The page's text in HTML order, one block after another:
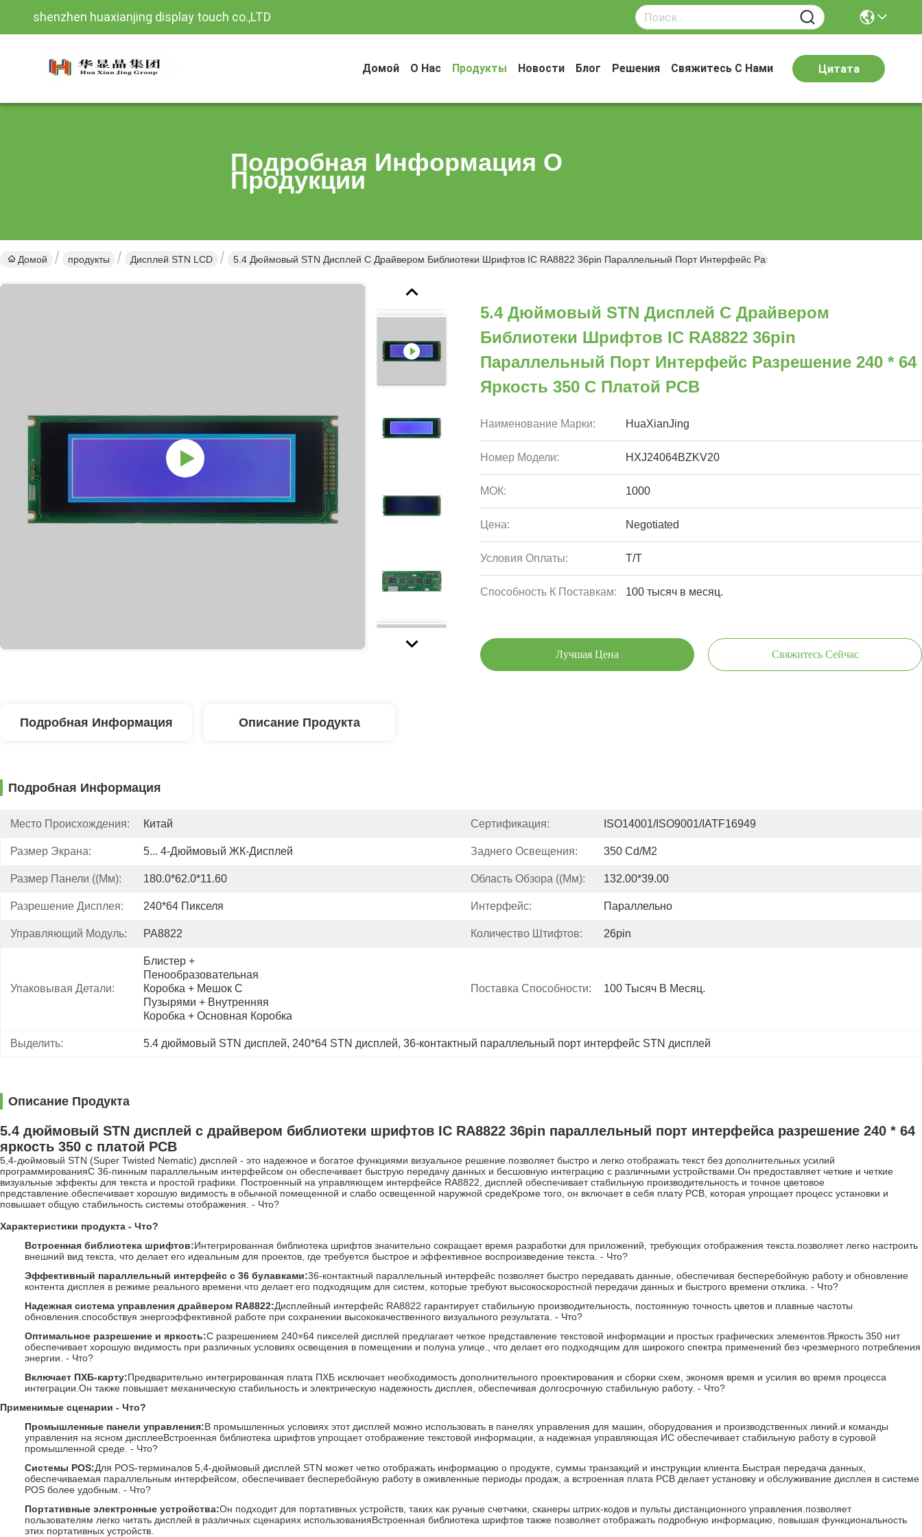
shenzhen huaxianjing display touch co.,LTD
Домой О Нас Продукты Новости Блог Решения Свяжитесь С Нами Цитата
Подробная Информация О
Продукции
Домой продукты Дисплей STN LCD 5.4 Дюймовый STN Дисплей С Драйвером Библиотеки Шрифтов IC RA8822 36pin Параллельный Порт Интерфейс Разрешение 240 * 64 Яркость 350 С
5.4 Дюймовый STN Дисплей С Драйвером
Библиотеки Шрифтов IC RA8822 36pin
Параллельный Порт Интерфейс Разрешение 240 * 64
Яркость 350 С Платой PCB
Наименование Марки: HuaXianJing
Номер Модели: HXJ24064BZKV20
МОК: 1000
Цена: Negotiated
Условия Оплаты: T/T
Способность К Поставкам: 100 тысяч в месяц.
Лучшая Цена Свяжитесь Сейчас
Подробная Информация Описание Продукта
Подробная Информация
Место Происхождения: Китай Сертификация: ISO14001/ISO9001/IATF16949
Размер Экрана: 5... 4-Дюймовый ЖК-Дисплей Заднего Освещения: 350 Cd/m2
Размер Панели ((мм): 180.0*62.0*11.60 Область Обзора ((мм): 132.00*39.00
Разрешение Дисплея: 240*64 Пикселя Интерфейс: Параллельно
Управляющий Модуль: РА8822 Количество Штифтов: 26pin
Упаковывая Детали:
Блистер +
Пенообразовательная
Коробка + Мешок С
Пузырями + Внутренняя
Коробка + Основная Коробка
Поставка Способности: 100 Тысяч В Месяц.
Выделить: 5.4 дюймовый STN дисплей, 240*64 STN дисплей, 36-контактный параллельный порт интерфейс STN дисплей
Описание Продукта
5.4 дюймовый STN дисплей с драйвером библиотеки шрифтов IC RA8822 36pin параллельный порт интерфейса разрешение 240 * 64
яркость 350 с платой PCB
5,4-дюймовый STN (Super Twisted Nematic) дисплей - это надежное и богатое функциями визуальное решение.позволяет быстро и легко отображать текст без дополнительных усилий
программированияС 36-пинным параллельным интерфейсом он обеспечивает быструю передачу данных и бесшовную интеграцию с различными устройствами.Он предоставляет четкие и четкие
визуальные эффекты для текста и простой графики. Построенный на управляющем интерфейсе RA8822, дисплей обеспечивает стабильную производительность и точное цветовое
представление.обеспечивает хорошую видимость в обычной помещенной и слабо освещенной наружной средеКроме того, он включает в себя плату PCB, которая упрощает процесс установки и
повышает общую стабильность системы отображения. - Что?
Характеристики продукта - Что?
Встроенная библиотека шрифтов:Интегрированная библиотека шрифтов значительно сокращает время разработки для приложений, требующих отображения текста.позволяет легко настроить
внешний вид текста, что делает его идеальным для проектов, где требуется быстрое и эффективное воспроизведение текста. - Что?
Эффективный параллельный интерфейс с 36 булавками:36-контактный параллельный интерфейс позволяет быстро передавать данные, обеспечивая бесперебойную работу и обновление
контента дисплея в режиме реального времени.что делает его подходящим для систем, которые требуют высокоскоростной передачи данных и быстрого времени отклика. - Что?
Надежная система управления драйвером RA8822:Дисплейный интерфейс RA8822 гарантирует стабильную производительность, постоянную точность цветов и плавные частоты
обновления.способствуя энергоэффективной работе при сохранении высококачественного визуального результата. - Что?
Оптимальное разрешение и яркость:С разрешением 240×64 пикселей дисплей предлагает четкое представление текстовой информации и простых графических элементов.Яркость 350 нит
обеспечивает хорошую видимость при различных условиях освещения в помещении и полуна улице., что делает его подходящим для широкого спектра применений без чрезмерного потребления
энергии. - Что?
Включает ПХБ-карту:Предварительно интегрированная плата ПХБ исключает необходимость дополнительного проектирования и сборки схем, экономя время и усилия во время процесса
интеграции.Он также повышает механическую стабильность и электрическую надежность дисплея, обеспечивая долгосрочную стабильную работу. - Что?
Применимые сценарии - Что?
Промышленные панели управления:В промышленных условиях этот дисплей можно использовать в панелях управления для машин, оборудования и производственных линий.и команды
управления на ясном дисплееВстроенная библиотека шрифтов упрощает отображение текстовой информации, а надежная управляющая ИС обеспечивает стабильную работу в суровой
промышленной среде. - Что?
Системы POS:Для POS-терминалов 5,4-дюймовый дисплей STN может четко отображать информацию о продукте, суммы транзакций и инструкции клиента.Быстрая передача данных,
обеспечиваемая параллельным интерфейсом, обеспечивает бесперебойную работу в оживленные периоды продаж, а встроенная плата PCB делает установку и обслуживание дисплея в системе
POS более удобным. - Что?
Портативные электронные устройства:Он подходит для портативных устройств, таких как ручные счетчики, сканеры штрих-кодов и пульты дистанционного управления.позволяет
пользователям легко читать дисплей в различных сценариях использованияВстроенная библиотека шрифтов также позволяет отображать подробную информацию, повышая функциональность
этих портативных устройств.